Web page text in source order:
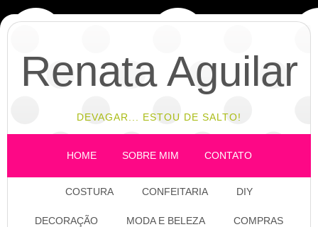
Renata Aguilar
DEVAGAR... ESTOU DE SALTO!
HOME SOBRE MIM CONTATO
COSTURA CONFEITARIA DIY
DECORAÇÃO MODA E BELEZA COMPRAS